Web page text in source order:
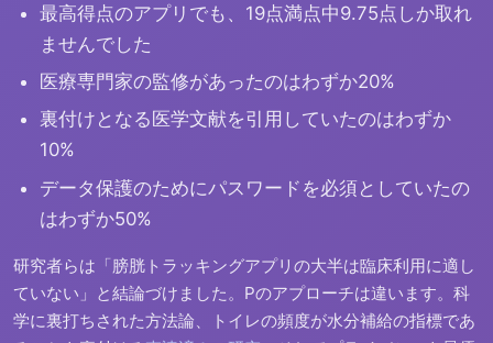
最高得点のアプリでも、19点満点中9.75点しか取れ
ませんでした
医療専門家の監修があったのはわずか20%
裏付けとなる医学文献を引用していたのはわずか
10%
データ保護のためにパスワードを必須としていたの
はわずか50%
研究者らは「膀胱トラッキングアプリの大半は臨床利用に適し
ていない」と結論づけました。Pのアプローチは違います。科
学に裏打ちされた方法論、トイレの頻度が水分補給の指標であ